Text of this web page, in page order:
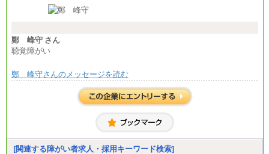
ます。
鄭 峰守 さん
聴覚障がい
鄭 峰守さんのメッセージを読む
[関連する障がい者求人・採用キーワード検索]